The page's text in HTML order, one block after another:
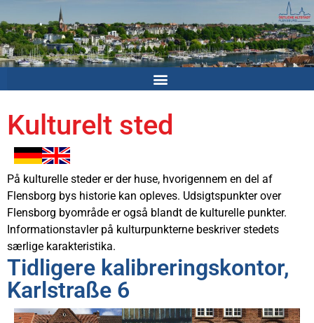
Kulturelt sted
På kulturelle steder er der huse, hvorigennem en del af
Flensborg bys historie kan opleves. Udsigtspunkter over
Flensborg byområde er også blandt de kulturelle punkter.
Informationstavler på kulturpunkterne beskriver stedets
særlige karakteristika.
Tidligere kalibreringskontor,
Karlstraße 6